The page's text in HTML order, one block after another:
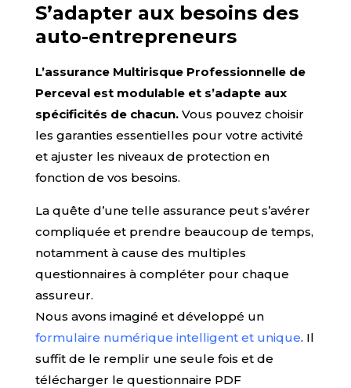
S’adapter aux besoins des
auto-entrepreneurs
L’assurance Multirisque Professionnelle de
Perceval est modulable et s’adapte aux
spécificités de chacun.Vous pouvez choisir
les garanties essentielles pour votre activité
et ajuster les niveaux de protection en
fonction de vos besoins.
La quête d’une telle assurance peut s’avérer
compliquée et prendre beaucoup de temps,
notamment à cause des multiples
questionnaires à compléter pour chaque
assureur.
Nous avons imaginé et développé un
formulaire numérique intelligent et unique. Il
suffit de le remplir une seule fois et de
télécharger le questionnaire PDF